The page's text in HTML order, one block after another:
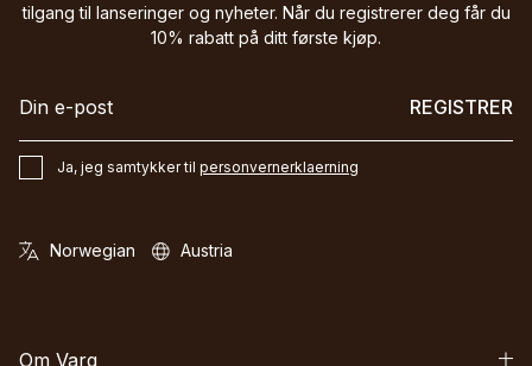
tilgang til lanseringer og nyheter. Når du registrerer deg får du
10% rabatt på ditt første kjøp.
REGISTRER
Ja, jeg samtykker til personvernerklaerning
Om Varg